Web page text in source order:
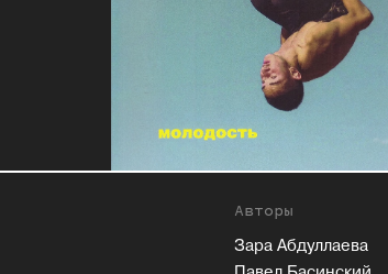
Авторы
Зара Абдуллаева